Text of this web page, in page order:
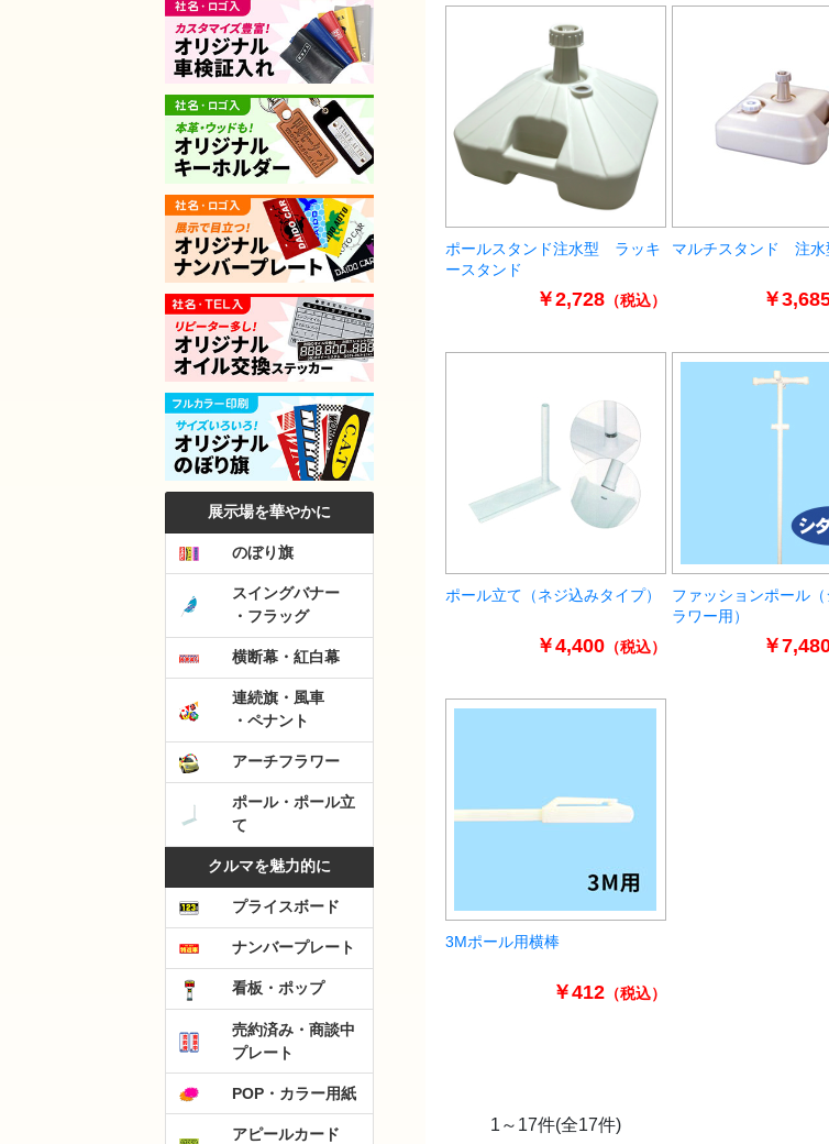
展示場を華やかに
のぼり旗
スイングバナー
・フラッグ
横断幕・紅白幕
連続旗・風車
・ペナント
アーチフラワー
ポール・ポール立
て
クルマを魅力的に
プライスボード
ナンバープレート
看板・ポップ
売約済み・商談中
プレート
POP・カラー用紙
アピールカード
ポールスタンド注水型 ラッキ
ースタンド
￥2,728（税込）
マルチスタンド 注水
￥
ポール立て（ネジ込みタイプ）
￥4,400（税込）
ファッションポール
ラワー用）
￥
3Mポール用横棒
￥412（税込）
1～17件(全17件)